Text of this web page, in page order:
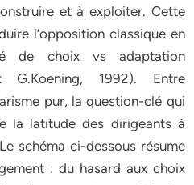
et à exploiter. Cette
l‘opposition classique en
de choix vs adaptation
1992). Entre
pur, la question-clé qui
la latitude des dirigeants à
schéma ci-dessous résume
: du hasard aux choix